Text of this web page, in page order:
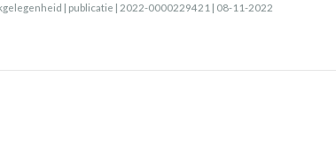
| publicatie | 2022-0000229421 | 08-11-2022